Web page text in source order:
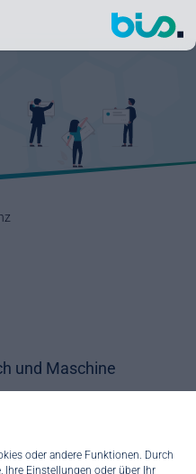
oder andere Funktionen. Durch
Ihre Einstellungen oder über Ihr
und Maschine
die technische Entwicklung
Grenzen oder wir werden